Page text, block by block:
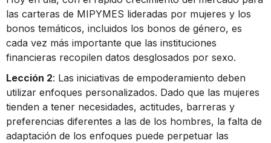
las carteras de MIPYMES lideradas por mujeres y los
bonos temáticos, incluidos los bonos de género, es
cada vez más importante que las instituciones
financieras recopilen datos desglosados ​​por sexo.
Lección 2: Las iniciativas de empoderamiento deben
utilizar enfoques personalizados. Dado que las mujeres
tienden a tener necesidades, actitudes, barreras y
preferencias diferentes a las de los hombres, la falta de
adaptación de los enfoques puede perpetuar las